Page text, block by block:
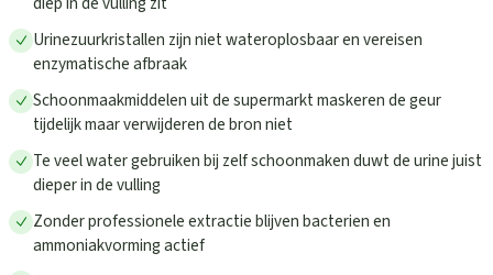
Urinezuurkristallen zijn niet wateroplosbaar en vereisen
enzymatische afbraak
Schoonmaakmiddelen uit de supermarkt maskeren de geur
tijdelijk maar verwijderen de bron niet
Te veel water gebruiken bij zelf schoonmaken duwt de urine juist
dieper in de vulling
Zonder professionele extractie blijven bacterien en
ammoniakvorming actief